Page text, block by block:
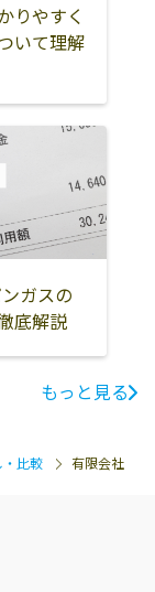
りやすく
いて理解
ガスの
底解説
もっと見る
比較
有限会社